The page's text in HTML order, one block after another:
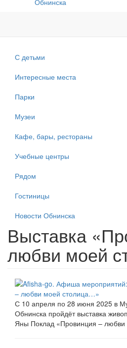
Обнинска
С детьми
Интересные места
Парки
Музеи
Кафе, бары, рестораны
Учебные центры
Рядом
Гостиницы
Новости Обнинска
Выставка
любви моей
С 10 апреля по 28 июня 2025 в
Обнинска пройдёт выставка
Яны Поклад «Провинция –